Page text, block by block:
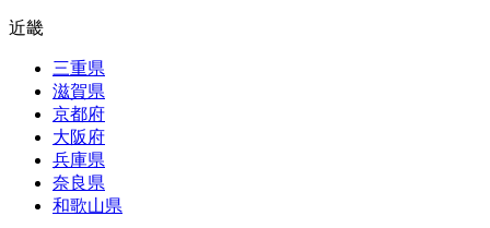
近畿
三重県
滋賀県
京都府
大阪府
兵庫県
奈良県
和歌山県